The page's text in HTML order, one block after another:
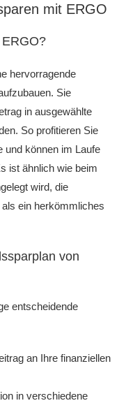
mit ERGO
hervorragende
Sie
in ausgewählte
So profitieren Sie
und können im Laufe
ist ähnlich wie beim
wird, die
ein herkömmliches
von
entscheidende
an Ihre finanziellen
in verschiedene